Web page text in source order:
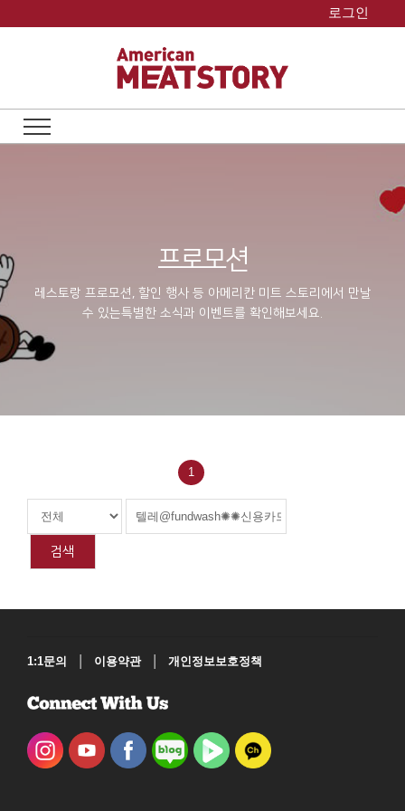
로그인
프로모션
레스토랑 프로모션, 할인 행사 등 아메리칸 미트 스토리에서 만날
수 있는특별한 소식과 이벤트를 확인해보세요.
1
검색
1:1문의 | 이용약관 | 개인정보보호정책